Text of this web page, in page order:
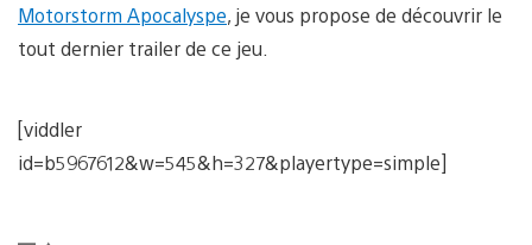
Motorstorm Apocalyspe, je vous propose de découvrir le
tout dernier trailer de ce jeu.
[viddler
id=b5967612&w=545&h=327&playertype=simple]